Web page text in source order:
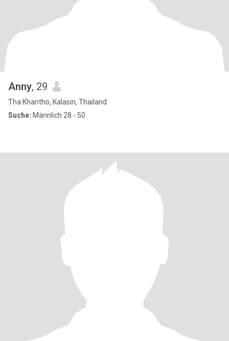
Anny, 29
Tha Khantho, Kalasin, Thailand
Suche: Männlich 28 - 50